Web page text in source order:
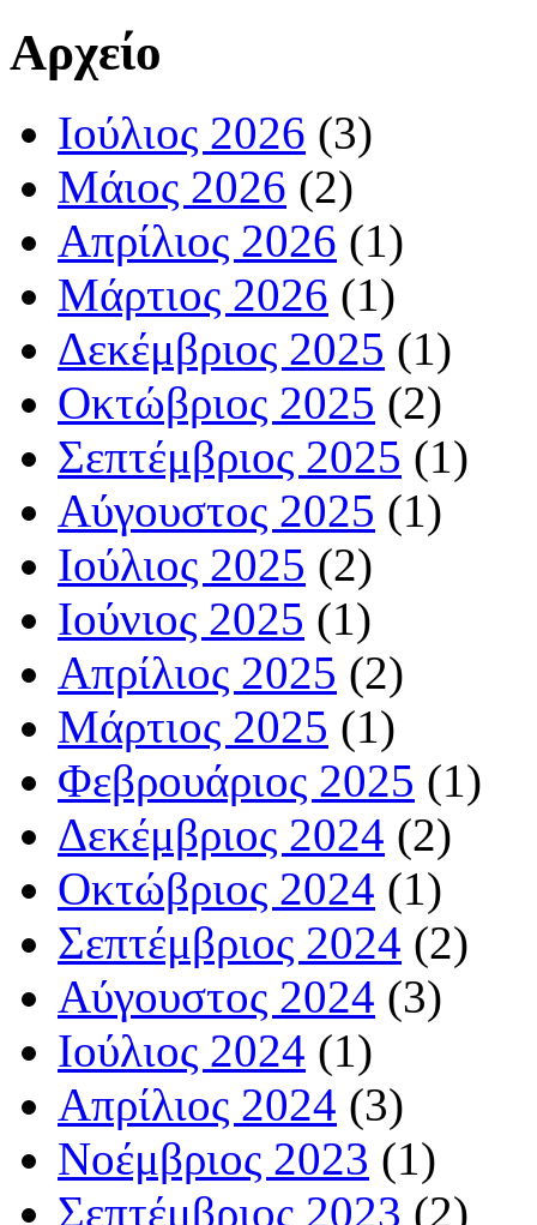
Αρχείο
Ιούλιος 2026 (3)
Μάιος 2026 (2)
Απρίλιος 2026 (1)
Μάρτιος 2026 (1)
Δεκέμβριος 2025 (1)
Οκτώβριος 2025 (2)
Σεπτέμβριος 2025 (1)
Αύγουστος 2025 (1)
Ιούλιος 2025 (2)
Ιούνιος 2025 (1)
Απρίλιος 2025 (2)
Μάρτιος 2025 (1)
Φεβρουάριος 2025 (1)
Δεκέμβριος 2024 (2)
Οκτώβριος 2024 (1)
Σεπτέμβριος 2024 (2)
Αύγουστος 2024 (3)
Ιούλιος 2024 (1)
Απρίλιος 2024 (3)
Νοέμβριος 2023 (1)
Σεπτέμβριος 2023 (2)